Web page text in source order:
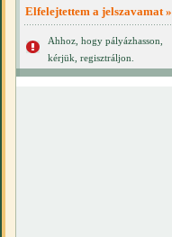
Elfelejtettem a jelszavamat »
Ahhoz, hogy pályázhasson,
kérjük, regisztráljon.